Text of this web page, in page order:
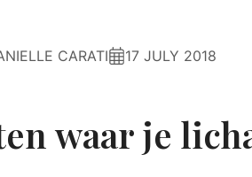
CARATI 17 JULY 2018
waar je